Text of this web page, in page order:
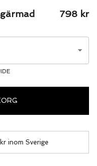
798 kr
inom Sverige